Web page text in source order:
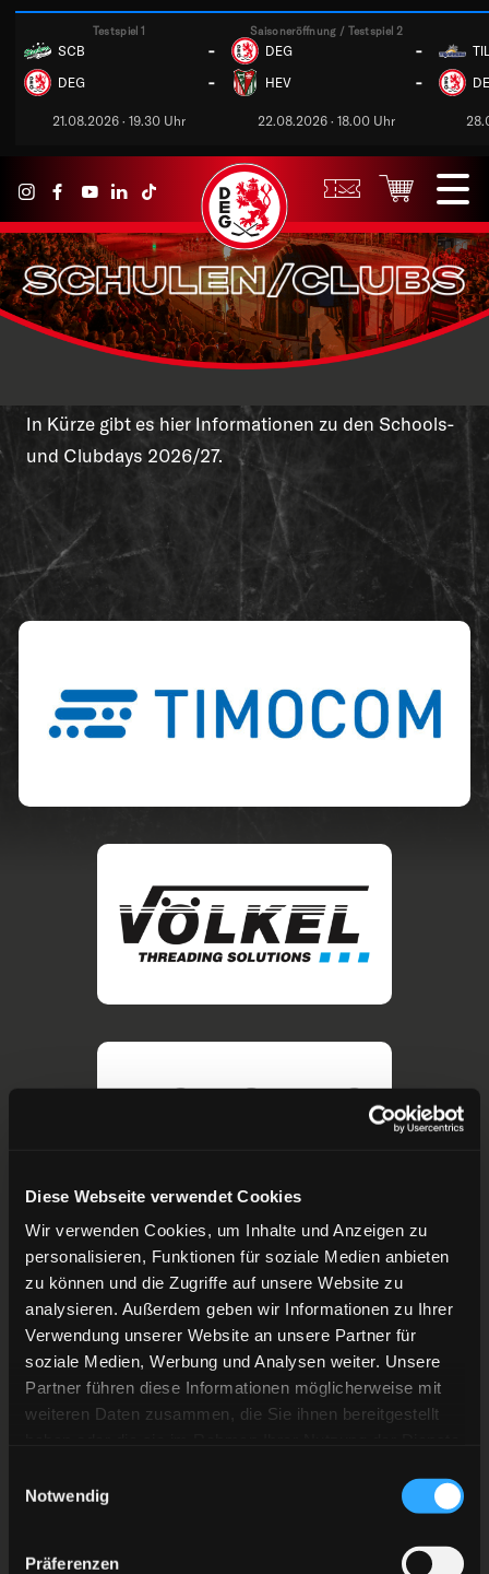
Diese Webseite verwendet Cookies
Wir verwenden Cookies, um Inhalte und Anzeigen zu
personalisieren, Funktionen für soziale Medien anbieten
zu können und die Zugriffe auf unsere Website zu
analysieren. Außerdem geben wir Informationen zu Ihrer
Verwendung unserer Website an unsere Partner für
soziale Medien, Werbung und Analysen weiter. Unsere
Partner führen diese Informationen möglicherweise mit
weiteren Daten zusammen, die Sie ihnen bereitgestellt
Notwendig
Präferenzen
Testspiel 1
SCB -
DEG -
21.08.2026 · 19.30 Uhr
Saisoneröffnung / Testspiel 2
DEG -
HEV -
22.08.2026 · 18.00 Uhr
TIL
In Kürze gibt es hier Informationen zu den Schools-
und Clubdays 2026/27.